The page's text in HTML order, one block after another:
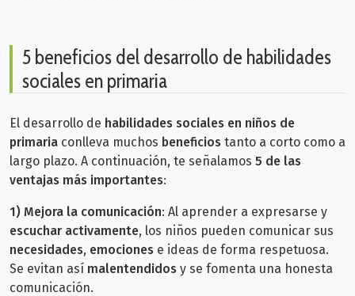
5 beneficios del desarrollo de habilidades
sociales en primaria
El desarrollo de habilidades sociales en niños de
primaria conlleva muchos beneficios tanto a corto como a
largo plazo. A continuación, te señalamos 5 de las
ventajas más importantes:
1) Mejora la comunicación: Al aprender a expresarse y
escuchar activamente, los niños pueden comunicar sus
necesidades, emociones e ideas de forma respetuosa.
Se evitan así malentendidos y se fomenta una honesta
comunicación.